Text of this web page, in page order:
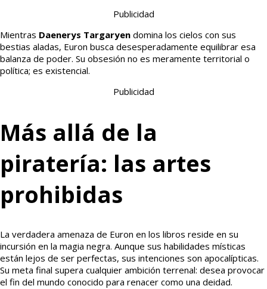
Publicidad
Mientras Daenerys Targaryen domina los cielos con sus
bestias aladas, Euron busca desesperadamente equilibrar esa
balanza de poder. Su obsesión no es meramente territorial o
política; es existencial.
Publicidad
Más allá de la
piratería: las artes
prohibidas
La verdadera amenaza de Euron en los libros reside en su
incursión en la magia negra. Aunque sus habilidades místicas
están lejos de ser perfectas, sus intenciones son apocalípticas.
Su meta final supera cualquier ambición terrenal: desea provocar
el fin del mundo conocido para renacer como una deidad.